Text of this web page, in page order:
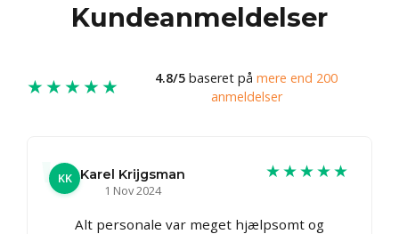
Kundeanmeldelser
★★★★★ 4.8/5 baseret på mere end 200
anmeldelser
KK Karel Krijgsman
1 Nov 2024
★★★★★
Alt personale var meget hjælpsomt og